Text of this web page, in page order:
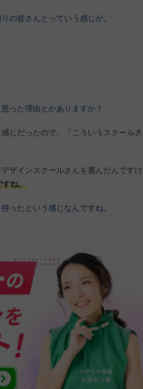
の皆さんとっていう感じが。
った理由とかありますか？
じだったので、「こういうスクールさ
ザインスクールさんを選んだんですけ
すね。
ったという感じなんですね。